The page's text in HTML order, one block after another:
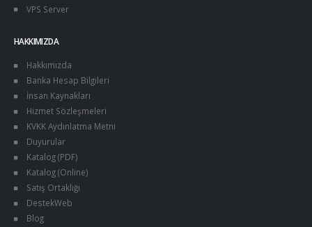
VPS Server
HAKKIMIZDA
Hakkımızda
Banka Hesap Bilgileri
İnsan Kaynakları
Hizmet Sözleşmeleri
KVKK Aydınlatma Metni
Duyurular
Katalog (PDF)
Katalog (Online)
Satış Ortaklığı
DestekWeb
Blog